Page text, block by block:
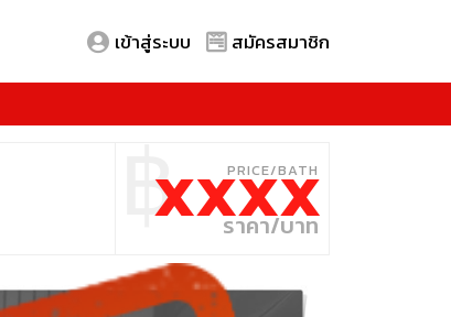
เข้าสู่ระบบ สมัครสมาชิก
XXXX
฿